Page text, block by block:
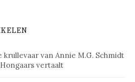
krullevaar van Annie M.G. Schmidt
vertaalt